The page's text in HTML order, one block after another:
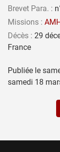
Brevet Para. :
Missions :
Décès : 29
France
Publiée le
samedi 18